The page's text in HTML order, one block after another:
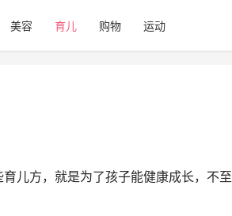
美容 育儿 购物 运动
儿方，就是为了孩子能健康成长，不